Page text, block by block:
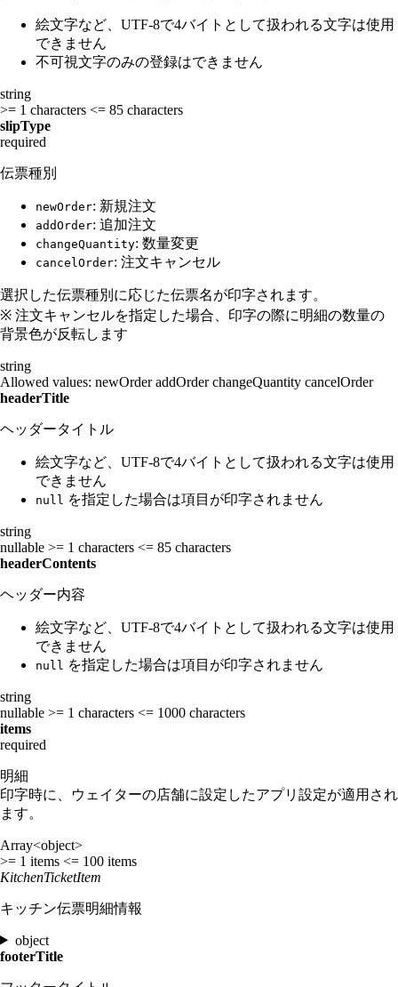
絵文字など、UTF-8で4バイトとして扱われる文字は使用
できません
不可視文字のみの登録はできません
string
>= 1 characters <= 85 characters
slipType
required
伝票種別
newOrder: 新規注文
addOrder: 追加注文
changeQuantity: 数量変更
cancelOrder: 注文キャンセル
選択した伝票種別に応じた伝票名が印字されます。
※ 注文キャンセルを指定した場合、印字の際に明細の数量の
背景色が反転します
string
Allowed values: newOrder addOrder changeQuantity cancelOrder
headerTitle
ヘッダータイトル
絵文字など、UTF-8で4バイトとして扱われる文字は使用
できません
null を指定した場合は項目が印字されません
string
nullable >= 1 characters <= 85 characters
headerContents
ヘッダー内容
絵文字など、UTF-8で4バイトとして扱われる文字は使用
できません
null を指定した場合は項目が印字されません
string
nullable >= 1 characters <= 1000 characters
items
required
明細
印字時に、ウェイターの店舗に設定したアプリ設定が適用され
ます。
Array<object>
>= 1 items <= 100 items
KitchenTicketItem
キッチン伝票明細情報
object
footerTitle